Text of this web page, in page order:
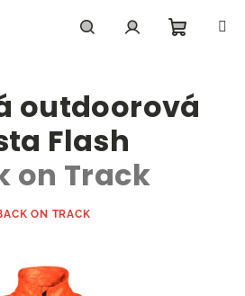
košík
outdoorová
Flash
on Track
ON TRACK